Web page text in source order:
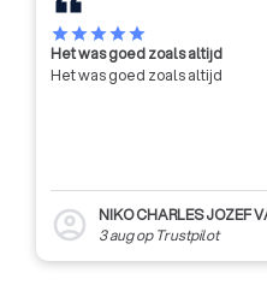
starstarstarstarstar
Het was goed zoals altijd
Het was goed zoals altijd
account_circle
NIKO CHARLES JOZEF
3 augop Trustpilot